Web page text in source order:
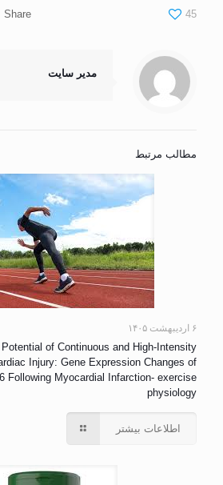
Share 45
مدیر سایت
مطالب مرتبط
۶ اردیبهشت ۱۴۰۵
of Continuous and High-Intensity
Injury: Gene Expression Changes of
Following Myocardial Infarction- exercise
physiology
اطلاعات بیشتر